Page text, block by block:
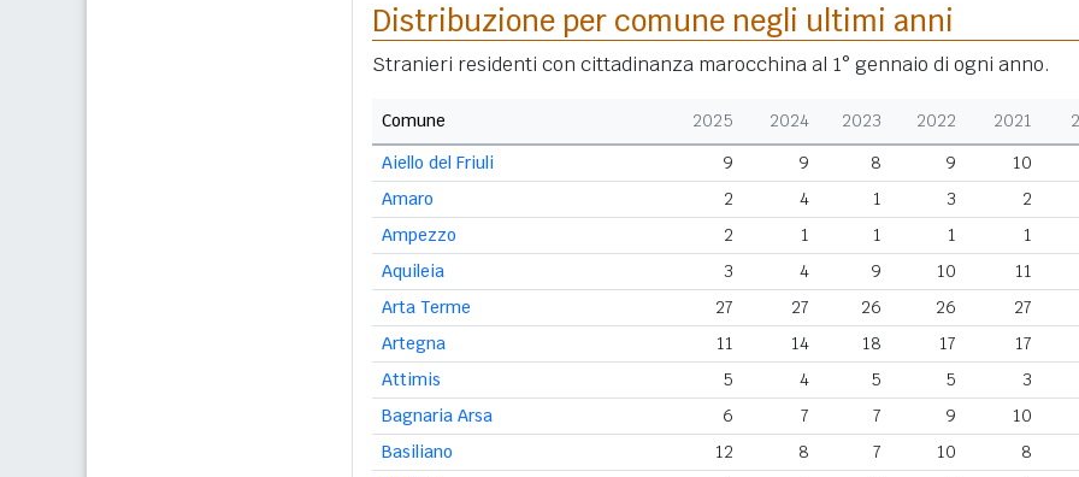
Distribuzione per comune negli ultimi anni
Stranieri residenti con cittadinanza marocchina al 1° gennaio di ogni anno.
Comune 2025 2024 2023 2022 2021
Aiello del Friuli
9 9 8 9 10
Amaro
2 4 1 3 2
Ampezzo
2 1 1 1 1
Aquileia
3 4 9 10 11
Arta Terme
27 27 26 26 27
Artegna
11 14 18 17 17
Attimis
5 4 5 5 3
Bagnaria Arsa
6 7 7 9 10
Basiliano
12 8 7 10 8